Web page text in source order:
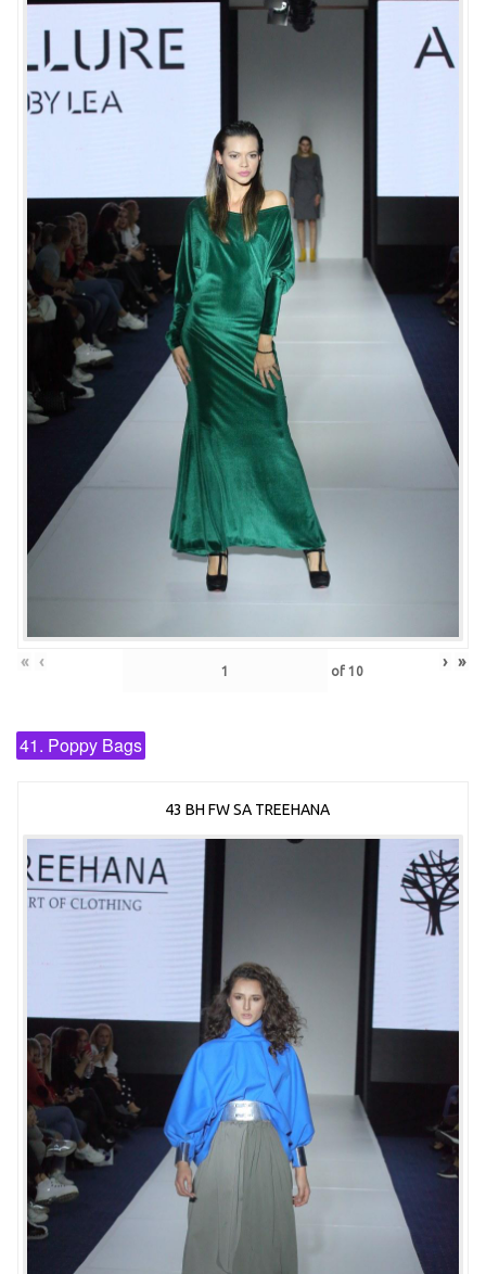
« ‹ of 10 › »
41. Poppy Bags
43 BH FW SA TREEHANA